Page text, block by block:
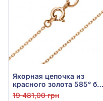
Якорная цепочка из
красного золота 585° без
вставки, арт. 888203
19 481,00 грн